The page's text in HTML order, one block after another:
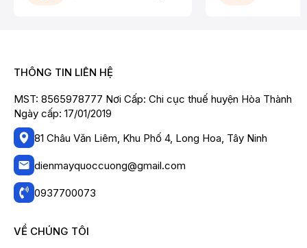
THÔNG TIN LIÊN HỆ
MST: 8565978777 Nơi Cấp: Chi cục thuế huyện Hòa Thành
Ngày cấp: 17/01/2019
81 Châu Văn Liêm, Khu Phố 4, Long Hoa, Tây Ninh
dienmayquoccuong@gmail.com
0937700073
VỀ CHÚNG TÔI